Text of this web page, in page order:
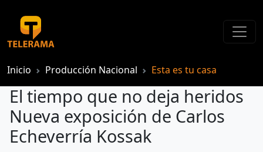
Inicio Producción Nacional Esta es tu casa
El tiempo que no deja heridos
Nueva exposición de Carlos
Echeverría Kossak